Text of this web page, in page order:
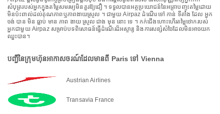
សំបុត្ររបស់អ្នកក្នុងតម្លៃសមរម្យមិនគួរឱ្យជឿ ។ ទទួលបានអត្ថប្រយោជន៍នៃអត្រាបញ្ចុះតម្លៃដោយ
មិនប៉ះពាល់ដល់គុណភាពឬភាពងាយស្រួល ។ ជាមួយ Airpaz ដំណើរ ទៅ កាន់ ទីតាំង ដែល អ្នក
ចង់ បាន មិន ធ្លាប់ មាន ភាព ងាយ ស្រួល ជាង មុន នោះ ទេ ។ កក់ជើងហោះហើរតម្លៃថោករបស់
អ្នកជាមួយ Airpaz សម្រាប់បទពិសោធន៍ធ្វើដំណើរដ៏អស្ចារ្យ និងការសន្សំសំចៃដែលមិនអាចយក
ឈ្នះបាន។
បញ្ជីនៃក្រុមហ៊ុនអាកាសចរណ៍ដែលមានពី Paris ទៅ Vienna
Austrian Airlines
Transavia France